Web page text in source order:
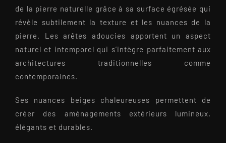
de la pierre naturelle grâce à sa surface égrésée qui
révèle subtilement la texture et les nuances de la
pierre. Les arêtes adoucies apportent un aspect
naturel et intemporel qui s’intègre parfaitement aux
architectures traditionnelles comme
contemporaines.
Ses nuances beiges chaleureuses permettent de
créer des aménagements extérieurs lumineux,
élégants et durables.